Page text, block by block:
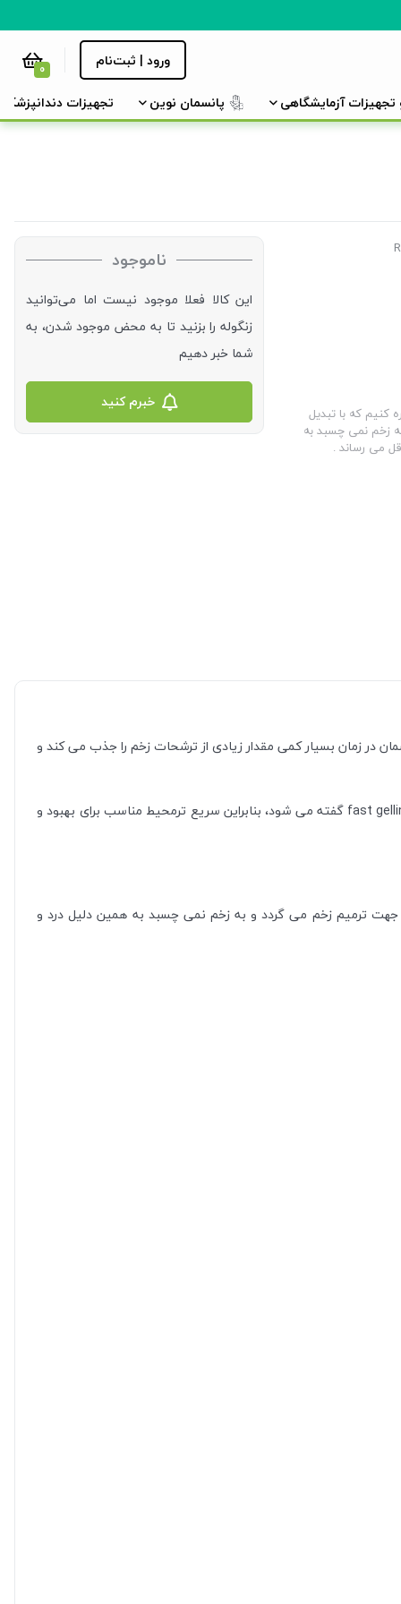
ورود | ثبت‌نام 0
تجهیزات آزمایشگاهی پانسمان نوین تجهیزات دندانپزشکی
کنیم که با تبدیل
زخم نمی چسبد به
می رساند .
ناموجود
این کالا فعلا موجود نیست اما می‌توانید
زنگوله را بزنید تا به محض موجود شدن، به
شما خبر دهیم
خبرم کنید
در زمان بسیار کمی مقدار زیادی از ترشحات زخم را جذب می کند و
پانسمان آلژینات رنوکر مقدار زیادی از ترشحات را جذب میکند و تشکیل ژلی با بافت نرم می دهد. آلژینات رنوکر از آلژینات هایی است که به آنها fast gelling گفته می شود، بنابراین سریع ترمحیط مناسب برای بهبود و
جهت ترمیم زخم می گردد و به زخم نمی چسبد به همین دلیل درد و